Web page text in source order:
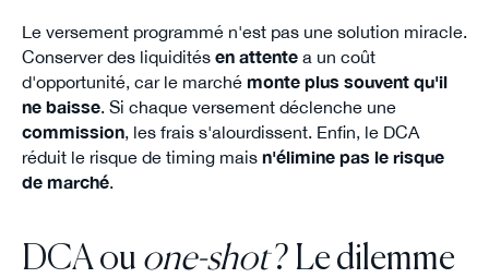
Le versement programmé n'est pas une solution miracle.
Conserver des liquidités en attentea un coût
d'opportunité, car le marché monte plus souvent qu'il
ne baisse. Si chaque versement déclenche une
commission, les frais s'alourdissent. Enfin, le DCA
réduit le risque de timing mais n'élimine pas le risque
de marché.
DCA ou one-shot? Le dilemme